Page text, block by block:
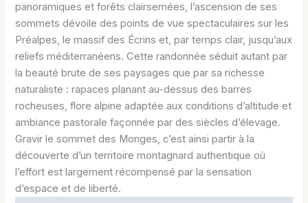
panoramiques et forêts clairsemées, l’ascension de ses
sommets dévoile des points de vue spectaculaires sur les
Préalpes, le massif des Écrins et, par temps clair, jusqu’aux
reliefs méditerranéens. Cette randonnée séduit autant par
la beauté brute de ses paysages que par sa richesse
naturaliste : rapaces planant au-dessus des barres
rocheuses, flore alpine adaptée aux conditions d’altitude et
ambiance pastorale façonnée par des siècles d’élevage.
Gravir le sommet des Monges, c’est ainsi partir à la
découverte d’un territoire montagnard authentique où
l’effort est largement récompensé par la sensation
d’espace et de liberté.